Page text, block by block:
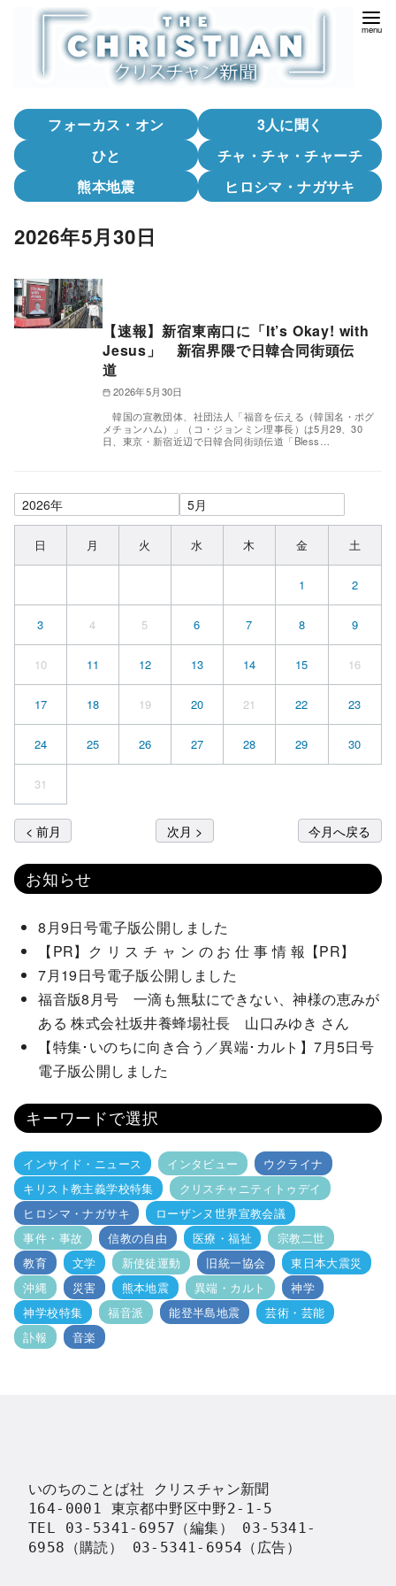
フォーカス・オン
3人に聞く
ひと
チャ・チャ・チャーチ
熊本地震
ヒロシマ・ナガサキ
2026年5月30日
【速報】新宿東南口に「It’s Okay! with
Jesus」 新宿界隈で日韓合同街頭伝
道
2026年5月30日
韓国の宣教団体、社団法人「福音を伝える（韓国名・ポグ
メチョンハム）」（コ・ジョンミン理事長）は5月29、30
日、東京・新宿近辺で日韓合同街頭伝道「Bless…
日 月 火 水 木 金 土
1 2
3 4 5 6 7 8 9
10 11 12 13 14 15 16
17 18 19 20 21 22 23
24 25 26 27 28 29 30
31
< 前月 次月 > 今月へ戻る
お知らせ
8月9日号電子版公開しました
【PR】ク リ ス チ ャ ン の お 仕 事 情 報【PR】
7月19日号電子版公開しました
福音版8月号 一滴も無駄にできない、神様の恵みが
ある 株式会社坂井養蜂場社長 山口みゆき さん
【特集･いのちに向き合う／異端･カルト】7月5日号
電子版公開しました
キーワードで選択
インサイド・ニュース インタビュー
ウクライナ
キリスト教主義学校特集
クリスチャニティトゥデイ
ヒロシマ・ナガサキ
ローザンヌ世界宣教会議
事件・事故
信教の自由 医療・福祉
宗教二世
教育
文学 新使徒運動 旧統一協会
東日本大震災
沖縄
災害 熊本地震 異端・カルト
神学
神学校特集
福音派 能登半島地震
芸術・芸能
訃報
音楽
いのちのことば社 クリスチャン新聞
164-0001 東京都中野区中野2-1-5
TEL 03-5341-6957（編集） 03-5341-
6958（購読） 03-5341-6954（広告）